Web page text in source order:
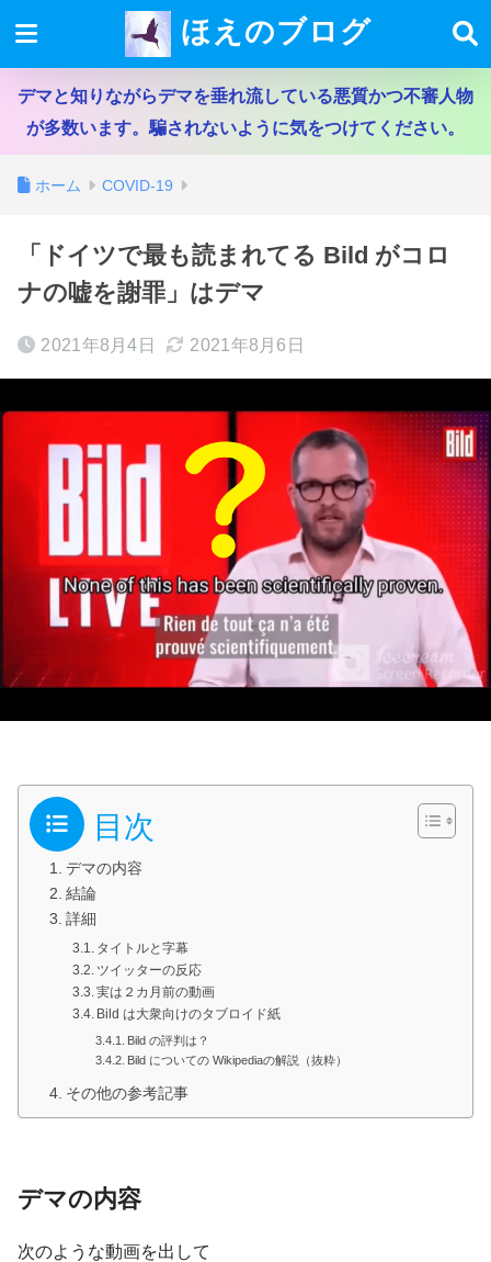
ほえのブログ
デマと知りながらデマを垂れ流している悪質かつ不審人物
が多数います。騙されないように気をつけてください。
ホーム COVID-19
「ドイツで最も読まれてる Bild がコロ
ナの嘘を謝罪」はデマ
2021年8月4日 2021年8月6日
目次
デマの内容
結論
詳細
タイトルと字幕
ツイッターの反応
実は２カ月前の動画
Bild は大衆向けのタブロイド紙
Bild の評判は？
Bild についての Wikipediaの解説（抜粋）
その他の参考記事
デマの内容
次のような動画を出して